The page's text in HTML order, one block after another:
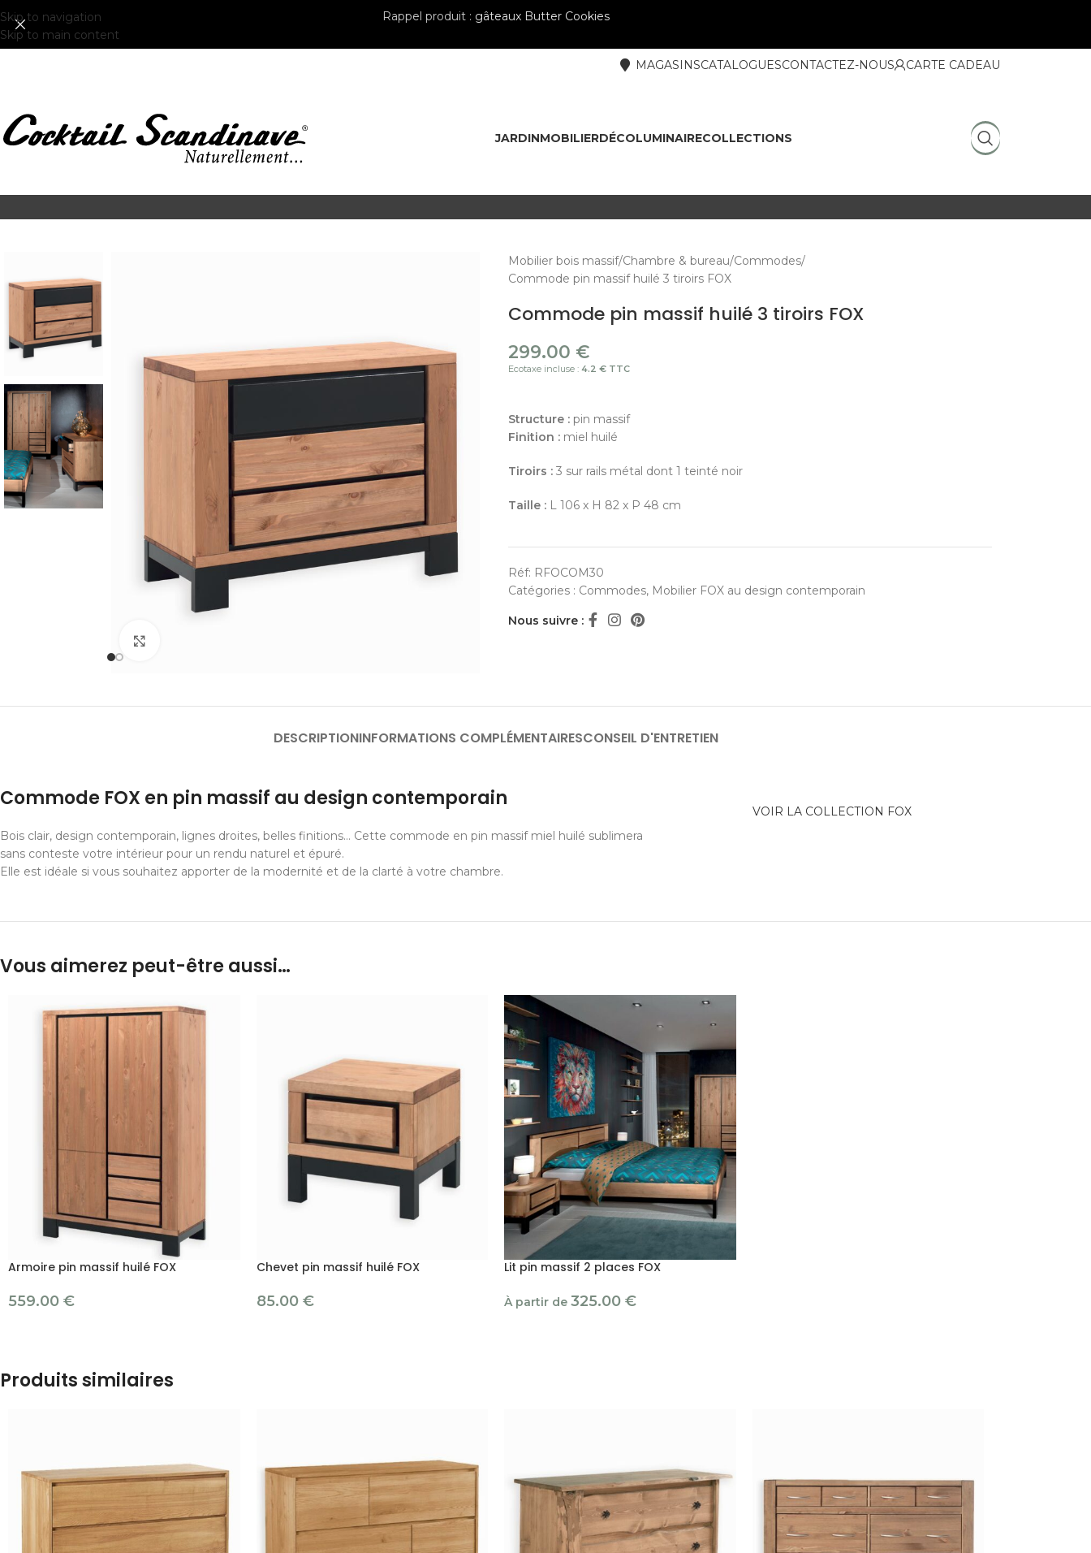
Skip to navigation
Skip to main content
Rappel produit : gâteaux Butter Cookies
MAGASINSCATALOGUESCONTACTEZ-NOUS CARTE CADEAU
JARDINMOBILIERDÉCOLUMINAIRECOLLECTIONS
Mobilier bois massif Chambre & bureau Commodes
Commode pin massif huilé 3 tiroirs FOX
Commode pin massif huilé 3 tiroirs FOX
299.00 €
Ecotaxe incluse :4.2 € TTC
Structure :pin massif
Finition :miel huilé
Tiroirs :3 sur rails métal dont 1 teinté noir
Taille :L 106 x H 82 x P 48 cm
Réf: RFOCOM30
Catégories : Commodes, Mobilier FOX au design contemporain
Nous suivre :
DESCRIPTIONINFORMATIONS COMPLÉMENTAIRESCONSEIL D'ENTRETIEN
Commode FOX en pin massif au design contemporain
Bois clair, design contemporain, lignes droites, belles finitions… Cette commode en pin massif miel huilé sublimera
sans conteste votre intérieur pour un rendu naturel et épuré.
Elle est idéale si vous souhaitez apporter de la modernité et de la clarté à votre chambre.
VOIR LA COLLECTION FOX
Vous aimerez peut-être aussi…
Armoire pin massif huilé FOX
559.00 €
Chevet pin massif huilé FOX
85.00 €
Lit pin massif 2 places FOX
À partir de 325.00 €
Produits similaires